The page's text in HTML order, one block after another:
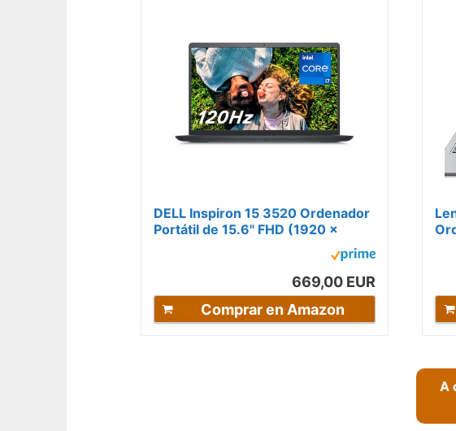
DELL Inspiron 15 3520 Ordenador
Portátil de 15.6" FHD (1920 x
1080), Intel Core i7-1255U, Intel...
669,00 EUR
Comprar en Amazon
A